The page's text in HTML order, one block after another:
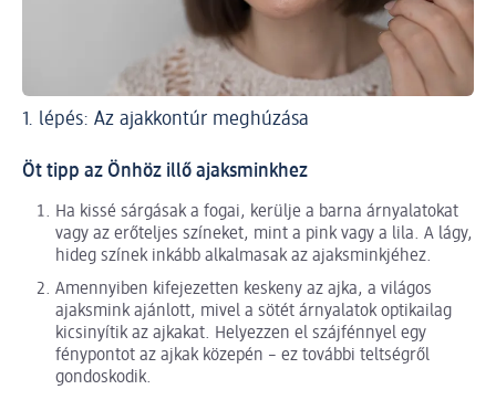
1. lépés: Az ajakkontúr meghúzása
Öt tipp az Önhöz illő ajaksminkhez
Ha kissé sárgásak a fogai, kerülje a barna árnyalatokat
vagy az erőteljes színeket, mint a pink vagy a lila. A lágy,
hideg színek inkább alkalmasak az ajaksminkjéhez.
Amennyiben kifejezetten keskeny az ajka, a világos
ajaksmink ajánlott, mivel a sötét árnyalatok optikailag
kicsinyítik az ajkakat. Helyezzen el szájfénnyel egy
fénypontot az ajkak közepén – ez további teltségről
gondoskodik.